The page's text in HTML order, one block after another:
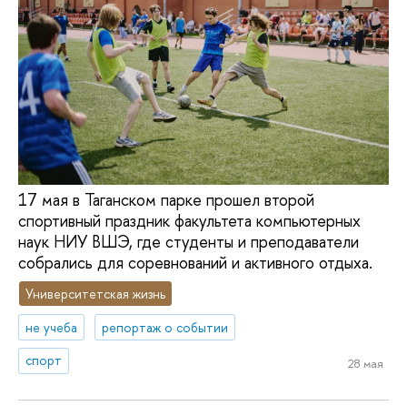
17 мая в Таганском парке прошел второй
спортивный праздник факультета компьютерных
наук НИУ ВШЭ, где студенты и преподаватели
собрались для соревнований и активного отдыха.
Университетская жизнь
не учеба
репортаж о событии
спорт
28 мая